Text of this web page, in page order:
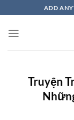
qua
nội
ADD
Truyện